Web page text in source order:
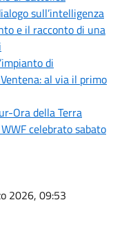
sull’intelligenza
e il racconto di una
di
al via il primo
Ora della Terra
celebrato sabato
2026, 09:53